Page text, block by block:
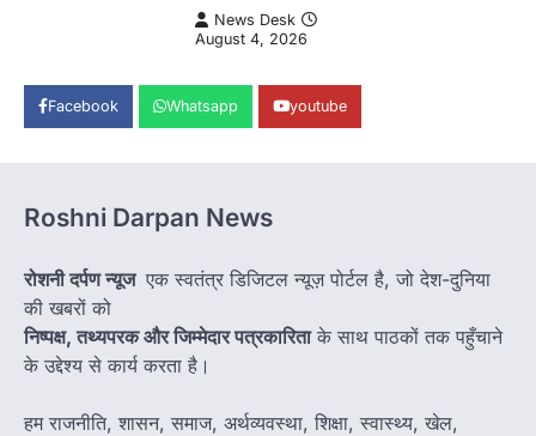
News Desk
August 4, 2026
Facebook Whatsapp youtube
Roshni Darpan News
रोशनी दर्पण न्यूज एक स्वतंत्र डिजिटल न्यूज़ पोर्टल है, जो देश-दुनिया
की खबरों को
निष्पक्ष, तथ्यपरक और जिम्मेदार पत्रकारिताके साथ पाठकों तक पहुँचाने
के उद्देश्य से कार्य करता है।
हम राजनीति, शासन, समाज, अर्थव्यवस्था, शिक्षा, स्वास्थ्य, खेल,